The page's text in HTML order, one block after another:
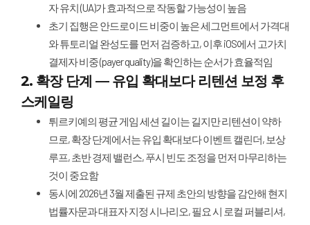
자 유치 (UA)가 효과적으로 작동할 가능성이 높음
초기 집행은 안드로이드 비중이 높은 세그먼트에서 가격대
와 튜토리얼 완성도를 먼저 검증하고, 이후 iOS에서 고가치
결제자 비중 (payer quality)을 확인하는 순서가 효율적임
2. 확장 단계 — 유입 확대보다 리텐션 보정 후
스케일링
튀르키예의 평균 게임 세션 길이는 길지만 리텐션이 약하
므로, 확장 단계에서는 유입 확대보다 이벤트 캘린더, 보상
루프, 초반 경제 밸런스, 푸시 빈도 조정을 먼저 마무리하는
것이 중요함
동시에 2026년 3월 제출된 규제 초안의 방향을 감안해 현지
법률자문과 대표자 지정 시나리오, 필요 시 로컬 퍼블리셔,